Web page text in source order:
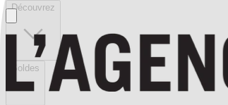
Découvrez
Soldes